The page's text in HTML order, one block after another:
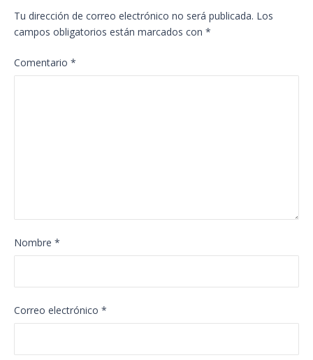
Tu dirección de correo electrónico no será publicada. Los
campos obligatorios están marcados con *
Comentario *
Nombre *
Correo electrónico *